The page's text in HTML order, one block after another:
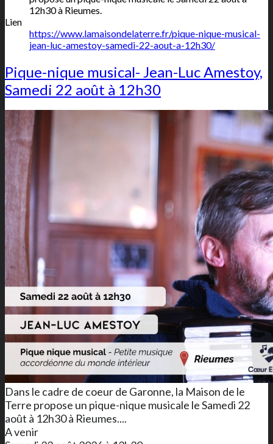
12h30 à Rieumes.
Lien
https://www.lamaisondelaterre.fr/pique-nique-musical-
jean-luc-amestoy-samedi-22-aout-a-12h30/
Pique-nique musical- Jean-Luc Amestoy,
Samedi 22 août à 12h30
Dans le cadre de coeur de Garonne, la Maison de le
Terre propose un pique-nique musicale le Samedi 22
août à 12h30 à Rieumes....
A venir